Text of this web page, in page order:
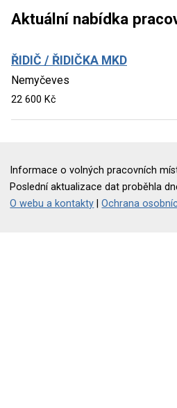
Aktuální nabídka
ŘIDIČ / ŘIDIČKA MKD
Nemyčeves
22 600 Kč
Informace o volných pracovních
Poslední aktualizace dat proběhla
O webu a kontakty |Ochrana